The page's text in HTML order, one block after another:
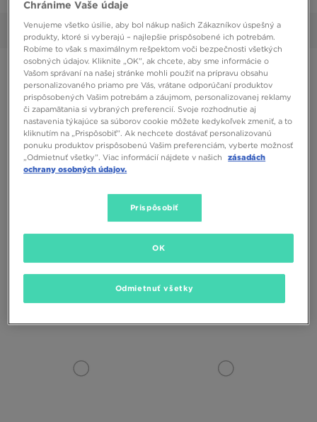
Vybrané: McKenzie Vyčistiť
MCKENZIE PONOŽKY 3 PACK LOW
Chránime Vaše údaje
Venujeme všetko úsilie, aby bol nákup našich Zákazníkov úspešný a
produkty, ktoré si vyberajú – najlepšie prispôsobené ich potrebám.
Robíme to však s maximálnym rešpektom voči bezpečnosti všetkých
osobných údajov. Kliknite „OK”, ak chcete, aby sme informácie o
Vašom správaní na našej stránke mohli použiť na prípravu obsahu
personalizovaného priamo pre Vás, vrátane odporúčaní produktov
prispôsobených Vašim potrebám a záujmom, personalizovanej reklamy
či zapamätania si vybraných preferencií. Svoje rozhodnutie aj
nastavenia týkajúce sa súborov cookie môžete kedykoľvek zmeniť, a to
kliknutím na „Prispôsobiť”. Ak nechcete dostávať personalizovanú
ponuku produktov prispôsobenú Vašim preferenciám, vyberte možnosť
„Odmietnuť všetky”. Viac informácií nájdete v našich
zásadách
ochrany osobných údajov.
Prispôsobiť
Odmietnuť všetky
OK